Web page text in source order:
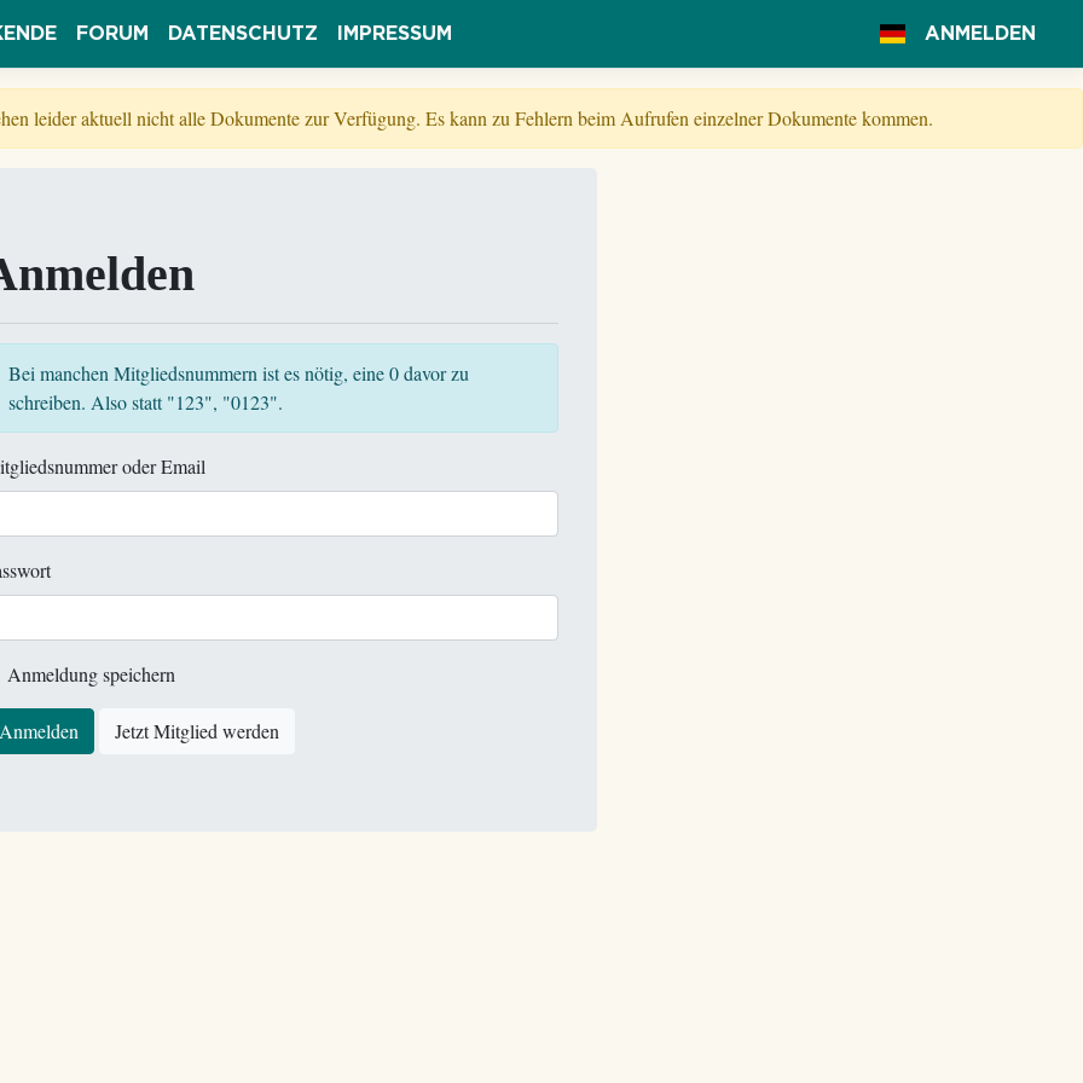
FORUM DATENSCHUTZ IMPRESSUM ANMELDEN
leider aktuell nicht alle Dokumente zur Verfügung. Es kann zu Fehlern beim Aufrufen einzelner Dokumente kommen.
Bei manchen Mitgliedsnummern ist es nötig, eine 0 davor zu
schreiben. Also statt "123", "0123".
oder Email
Anmeldung speichern
Anmelden Jetzt Mitglied werden